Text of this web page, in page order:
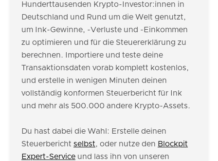
Hunderttausenden Krypto-Investor:innen in
Deutschland und Rund um die Welt genutzt,
um Ink-Gewinne, -Verluste und -Einkommen
zu optimieren und für die Steuererklärung zu
berechnen. Importiere und teste deine
Transaktionsdaten vorab komplett kostenlos,
und erstelle in wenigen Minuten deinen
vollständig konformen Steuerbericht für Ink
und mehr als 500.000 andere Krypto-Assets.
Du hast dabei die Wahl: Erstelle deinen
Steuerbericht selbst, oder nutze den Blockpit
Expert-Service und lass ihn von unseren